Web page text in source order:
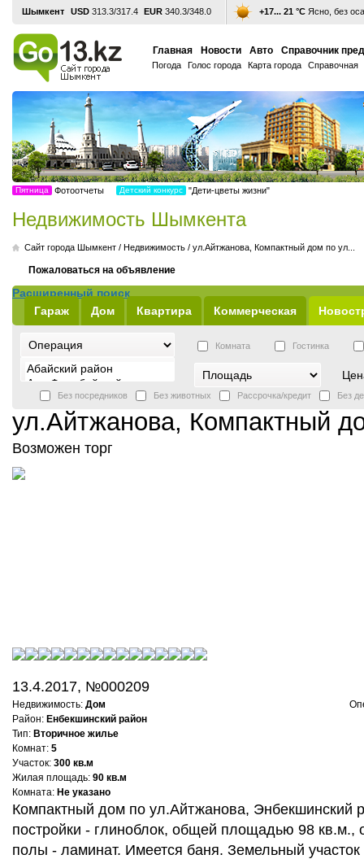
Шымкент USD 313.3/317.4 EUR 340.3/348.0 +17... 21 °С Ясно, без
Главная Новости Авто Справочник
Погода Голос города Карта города Справочная
Пятница Фотоотчеты Детский конкурс "Дети-цветы жизни"
Недвижимость Шымкента
Cайт города Шымкент / Недвижимость / ул.Айтжанова, Компактный дом по ул...
Пожаловаться на объявление
Гараж Дом Квартира Коммерческая
Расширенный поиск
Комната Гостинка
Без посредников Без животных Рассрочка/кредит Без
ул.Айтжанова, Компактный
Возможен торг
13.4.2017, №000209
Недвижимость: Дом
Район: Енбекшинский район
Тип: Вторичное жилье
Комнат: 5
Участок: 300 кв.м
Жилая площадь: 90 кв.м
Комната: Не указано
Компактный дом по ул.Айтжанова, Энбекшинский
постройки - глиноблок, общей площадью 98 кв.м.,
полы - ламинат. Имеется баня. Земельный участок